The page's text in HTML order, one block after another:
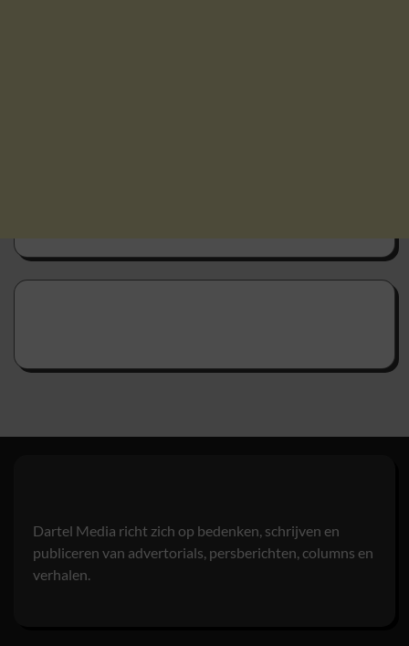
Dartel Media richt zich op bedenken, schrijven en
publiceren van advertorials, persberichten, columns en
verhalen.